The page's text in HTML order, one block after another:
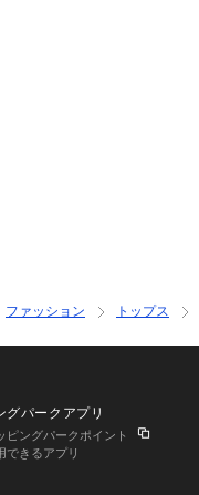
ファッション トップス
グパークアプリ
ピングパークポイント
できるアプリ